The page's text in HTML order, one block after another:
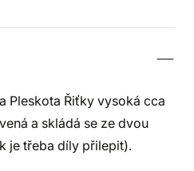
Pleskota Řiťky vysoká cca
a skládá se ze dvou
je třeba díly přilepit).